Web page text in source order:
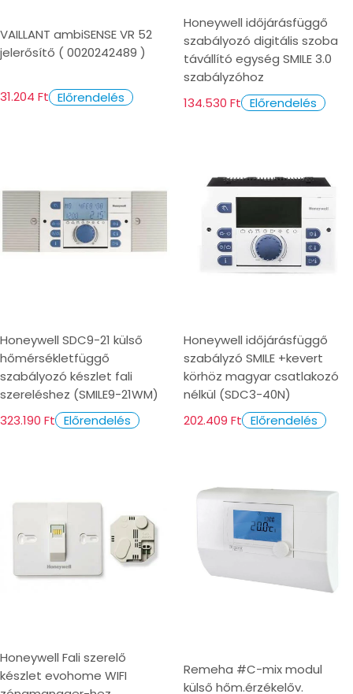
VAILLANT ambiSENSE VR 52
jelerősítő ( 0020242489 )
31.204 Ft Előrendelés
Honeywell időjárásfüggő
szabályozó digitális szoba
távállító egység SMILE 3.0
szabályzóhoz
134.530 Ft Előrendelés
Honeywell SDC9-21 külső
hőmérsékletfüggő
szabályozó készlet fali
szereléshez (SMILE9-21WM)
323.190 Ft Előrendelés
Honeywell időjárásfüggő
szabályzó SMILE +kevert
körhöz magyar csatlakozó
nélkül (SDC3-40N)
202.409 Ft Előrendelés
Honeywell Fali szerelő
készlet evohome WIFI
Remeha #C-mix modul
külső hőm.érzékelőv.